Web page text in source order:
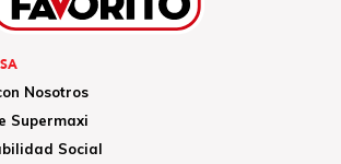
Nosotros
Supermaxi
Social